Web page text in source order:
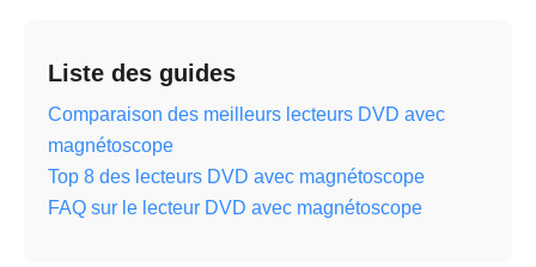
Liste des guides
Comparaison des meilleurs lecteurs DVD avec
magnétoscope
Top 8 des lecteurs DVD avec magnétoscope
FAQ sur le lecteur DVD avec magnétoscope